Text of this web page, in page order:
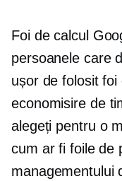
Foi de calcul
persoanele care
ușor de folositfoi
economisire de
alegeți pentru o
cum ar fi foile de
managementului